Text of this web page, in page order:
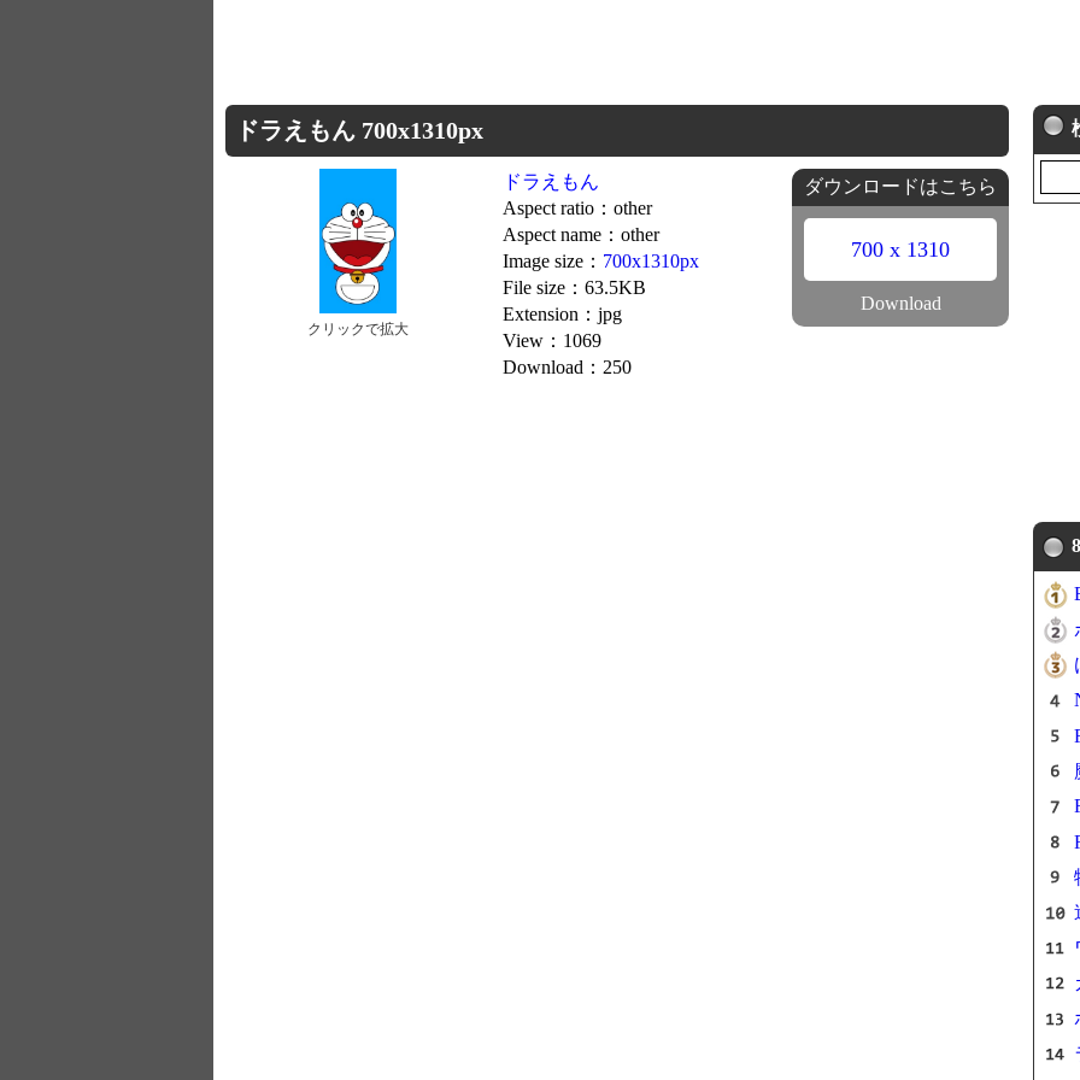
ドラえもん 700x1310px
クリックで拡大
ドラえもん
Aspect ratio：other
Aspect name：other
Image size： 700x1310px
File size：63.5KB
Extension：jpg
View：1069
Download：250
ダウンロードはこちら
700 x 1310
Download